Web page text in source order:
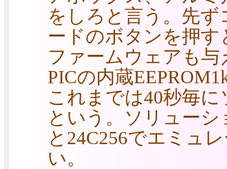
をしろと言う。先
ードのボタンを押
ファームウェアも
PICの内蔵
これまでは40秒毎
という。ソリュー
と24C256でエミュ
い。